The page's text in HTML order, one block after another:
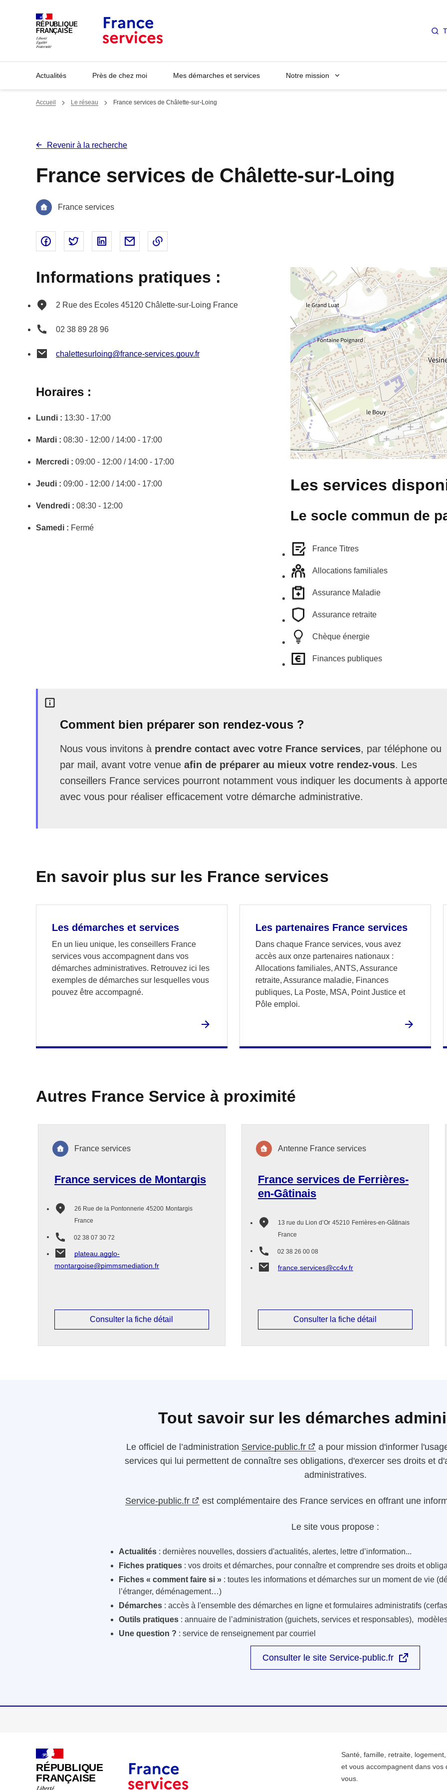
RÉPUBLIQUE
FRANÇAISE
Actualités Près de chez moi Mes démarches et services Notre mission
Accueil Le réseau France services de Châlette-sur-Loing
Revenir à la recherche
France services de Châlette-sur-Loing
France services
Partager sur Facebook - nouvelle fenêtre
Partager sur Twitter - nouvelle fenêtre
Partager sur Linked In - nouvelle fenêtre
Partager par email - nouvelle fenêtre
Informations pratiques :
2 Rue des Ecoles 45120 Châlette-sur-Loing France
02 38 89 28 96
chalettesurloing@france-services.gouv.fr
Horaires :
Lundi : 13:30 - 17:00
Mardi : 08:30 - 12:00 / 14:00 - 17:00
Mercredi : 09:00 - 12:00 / 14:00 - 17:00
Jeudi : 09:00 - 12:00 / 14:00 - 17:00
Vendredi : 08:30 - 12:00
Samedi : Fermé
Les services
Le socle commun de
France Titres
Allocations familiales
Assurance Maladie
Assurance retraite
Chèque énergie
Finances publiques
Comment bien préparer son rendez-vous ?
Nous vous invitons à prendre contact avec votre France services, par téléphone ou
par mail, avant votre venue afin de préparer au mieux votre rendez-vous. Les
conseillers France services pourront notamment vous indiquer les documents à
avec vous pour réaliser efficacement votre démarche administrative.
En savoir plus sur les France services
Les démarches et services
En un lieu unique, les conseillers France
services vous accompagnent dans vos
démarches administratives. Retrouvez ici les
exemples de démarches sur lesquelles vous
pouvez être accompagné.
Les partenaires France services
Dans chaque France services, vous avez
accès aux onze partenaires nationaux :
Allocations familiales, ANTS, Assurance
retraite, Assurance maladie, Finances
publiques, La Poste, MSA, Point Justice et
Pôle emploi.
Autres France Service à proximité
France services de Montargis
26 Rue de la Pontonnerie 45200 Montargis
France
02 38 07 30 72
plateau.agglo-
montargoise@pimmsmediation.fr
France services
Consulter la fiche détail
France services de Ferrières-
en-Gâtinais
13 rue du Lion d’Or 45210 Ferrières-en-Gâtinais
France
02 38 26 00 08
france.services@cc4v.fr
Antenne France services
Consulter la fiche détail
Tout savoir sur les démarches
Le officiel de l’administration Service-public.fr
a pour mission d'informer
services qui lui permettent de connaître ses obligations, d'exercer ses droits et
administratives.
Service-public.fr est complémentaire des France services en offrant une
Le site vous propose :
Actualités : dernières nouvelles, dossiers d'actualités, alertes, lettre d’information...
Fiches pratiques : vos droits et démarches, pour connaître et comprendre ses droits et
Fiches « comment faire si » : toutes les informations et démarches sur un moment de vie
l’étranger, déménagement…)
Démarches : accès à l'ensemble des démarches en ligne et formulaires administratifs
Outils pratiques : annuaire de l’administration (guichets, services et responsables),
Une question ? : service de renseignement par courriel
Consulter le site Service-public.fr
RÉPUBLIQUE
FRANÇAISE
Santé, famille, retraite,
et vous accompagnent dans
vous.